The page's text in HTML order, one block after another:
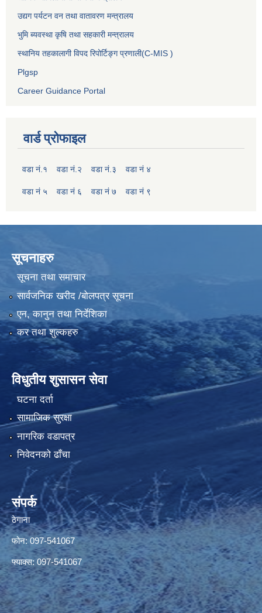
उद्यग पर्यटन वन तथा वातावरण मन्त्रालय
भुमि ब्यवस्था कृषि तथा सहकारी मन्त्रालय
स्थानिय तहकालागी विपद रिपोर्टिङ्ग प्रणाली(C-MIS )
Plgsp
Career Guidance Portal
वार्ड प्रोफाइल
वडा नं.१ वडा नं.२ वडा नं.३ वडा नं ४
वडा नं ५ वडा नं ६ वडा नं ७ वडा नं ९
सूचनाहरु
सूचना तथा समाचार
सार्वजनिक खरीद /बोलपत्र सूचना
एन, कानुन तथा निर्देशिका
कर तथा शुल्कहरु
विधुतीय शुसासन सेवा
घटना दर्ता
सामाजिक सुरक्षा
नागरिक वडापत्र
निवेदनको ढाँचा
संपर्क
ठेगाना
फोन: 097-541067
फ्याक्स: 097-541067